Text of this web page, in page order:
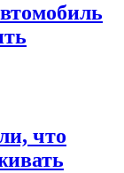
что